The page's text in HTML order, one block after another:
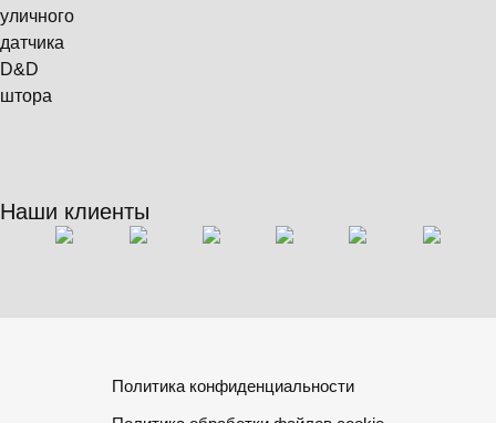
уличного
датчика
D&D
штора
Наши клиенты
Политика конфиденциальности